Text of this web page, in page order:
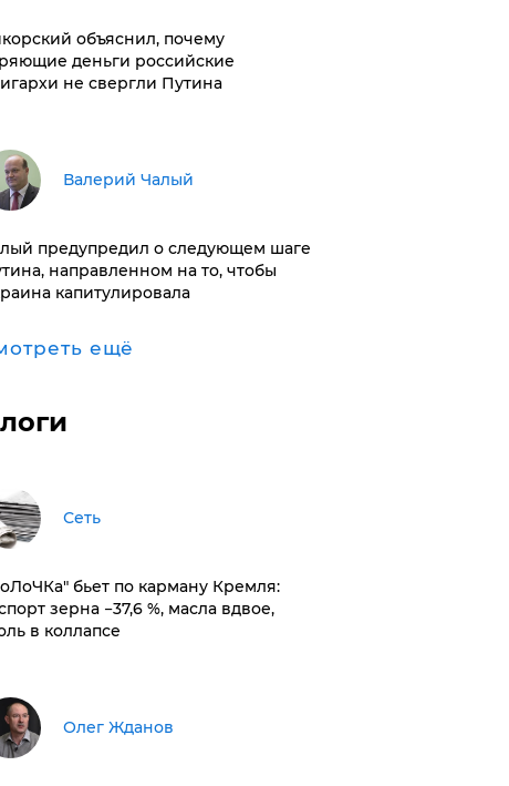
объяснил, почему
деньги российские
не свергли Путина
Валерий Чалый
предупредил о следующем шаге
направленном на то, чтобы
капитулировала
ещё
Сеть
бьет по карману Кремля:
зерна −37,6 %, масла вдвое,
в коллапсе
Олег Жданов